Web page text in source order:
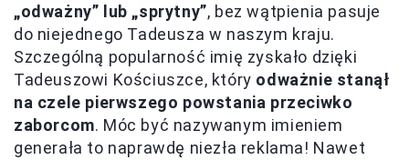
„odważny” lub „sprytny”, bez wątpienia pasuje
do niejednego Tadeusza w naszym kraju.
Szczególną popularność imię zyskało dzięki
Tadeuszowi Kościuszce, który odważnie stanął
na czele pierwszego powstania przeciwko
zaborcom. Móc być nazywanym imieniem
generała to naprawdę niezła reklama! Nawet